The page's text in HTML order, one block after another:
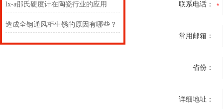
lx-a邵氏硬度计在陶瓷行业的应用
造成全钢通风柜生锈的原因有哪些？
联系电话：
常用邮箱：
省份：
详细地址：